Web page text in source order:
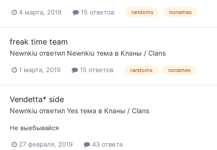
4 марта, 2019 15 ответов randoms nonames
freak time team
Newnkiu ответил Newnkiu тема в Кланы / Clans
1 марта, 2019 15 ответов randoms nonames
Vendetta* side
Newnkiu ответил Yes тема в Кланы / Clans
Не выебывайся
27 февраля, 2019 43 ответа